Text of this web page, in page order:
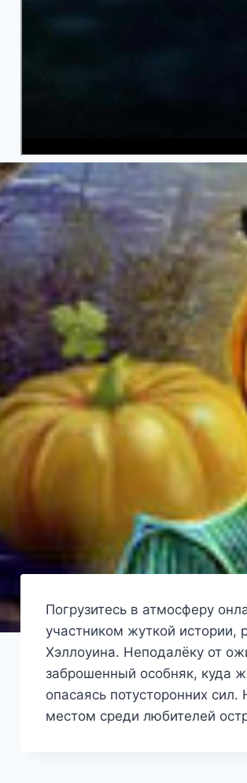
Погрузитесь в атмосферу
участником жуткой
Хэллоуина. Неподалёку от
заброшенный особняк, куда
опасаясь потусторонних
местом среди любителей